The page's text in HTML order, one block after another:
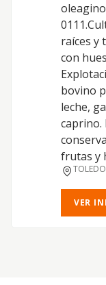
raíces y
con
bovino
leche,
caprino.
frutas y
TOLEDO
VER